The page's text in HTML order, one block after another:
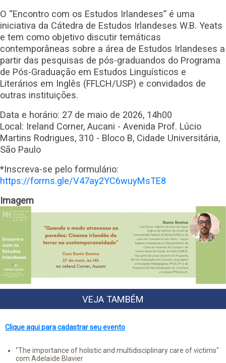
O “Encontro com os Estudos Irlandeses” é uma
iniciativa da Cátedra de Estudos Irlandeses W.B. Yeats
e tem como objetivo discutir temáticas
contemporâneas sobre a área de Estudos Irlandeses a
partir das pesquisas de pós-graduandos do Programa
de Pós-Graduação em Estudos Linguísticos e
Literários em Inglês (FFLCH/USP) e convidados de
outras instituições.
Data e horário: 27 de maio de 2026, 14h00
Local: Ireland Corner, Aucani - Avenida Prof. Lúcio
Martins Rodrigues, 310 - Bloco B, Cidade Universitária,
São Paulo
*Inscreva-se pelo formulário:
https://forms.gle/V47ay2YC6wuyMsTE8
Imagem
VEJA TAMBÉM
Clique aqui para cadastrar seu evento
"The importance of holistic and multidisciplinary care of victims"
com Adelaïde Blavier